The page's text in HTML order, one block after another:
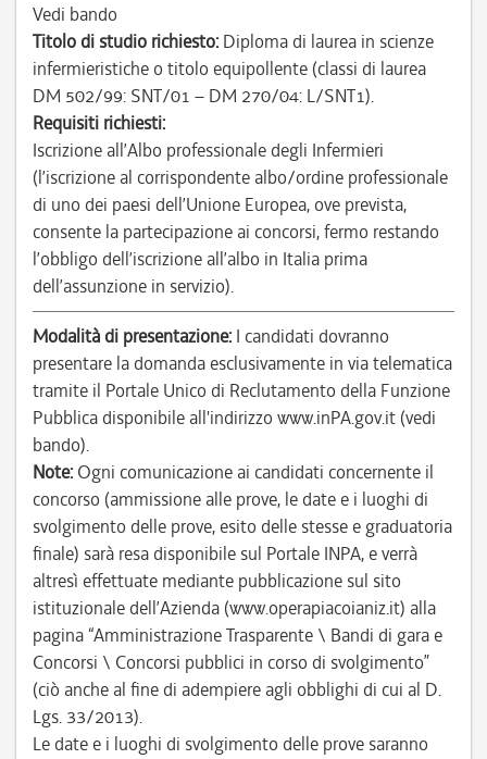
Vedi bando
Titolo di studio richiesto: Diploma di laurea in scienze
infermieristiche o titolo equipollente (classi di laurea
DM 502/99: SNT/01 – DM 270/04: L/SNT1).
Requisiti richiesti:
Iscrizione all’Albo professionale degli Infermieri
(l’iscrizione al corrispondente albo/ordine professionale
di uno dei paesi dell’Unione Europea, ove prevista,
consente la partecipazione ai concorsi, fermo restando
l’obbligo dell’iscrizione all’albo in Italia prima
dell’assunzione in servizio).
Modalità di presentazione: I candidati dovranno
presentare la domanda esclusivamente in via telematica
tramite il Portale Unico di Reclutamento della Funzione
Pubblica disponibile all'indirizzo www.inPA.gov.it (vedi
bando).
Note: Ogni comunicazione ai candidati concernente il
concorso (ammissione alle prove, le date e i luoghi di
svolgimento delle prove, esito delle stesse e graduatoria
finale) sarà resa disponibile sul Portale INPA, e verrà
altresì effettuate mediante pubblicazione sul sito
istituzionale dell’Azienda (www.operapiacoianiz.it) alla
pagina “Amministrazione Trasparente \ Bandi di gara e
Concorsi \ Concorsi pubblici in corso di svolgimento”
(ciò anche al fine di adempiere agli obblighi di cui al D.
Lgs. 33/2013).
Le date e i luoghi di svolgimento delle prove saranno